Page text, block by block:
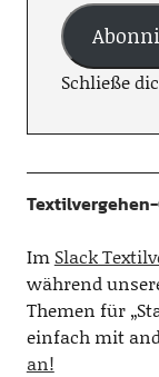
Schließe
Im Slack
während
Themen für
einfach mit
an!